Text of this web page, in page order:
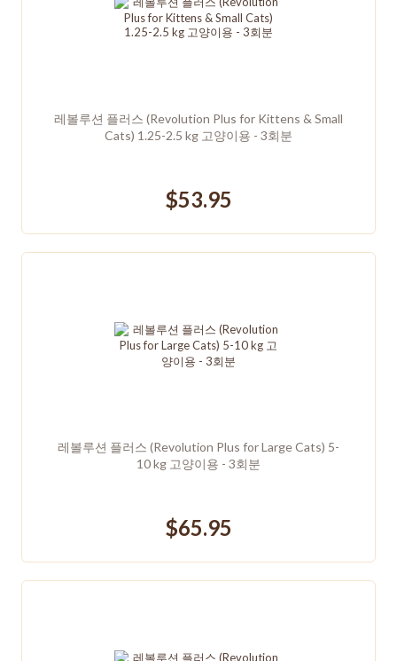
레볼루션 플러스 (Revolution Plus for Kittens & Small
Cats) 1.25-2.5 kg 고양이용 - 3회분
$53.95
레볼루션 플러스 (Revolution Plus for Large Cats) 5-
10 kg 고양이용 - 3회분
$65.95